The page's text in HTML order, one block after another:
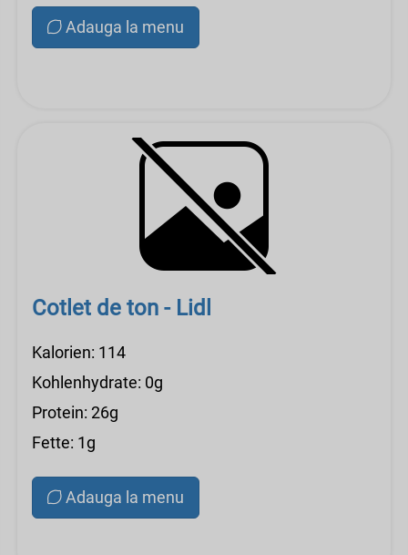
Adauga la menu
Cotlet de ton - Lidl
Kalorien: 114
Kohlenhydrate: 0g
Protein: 26g
Fette: 1g
Adauga la menu